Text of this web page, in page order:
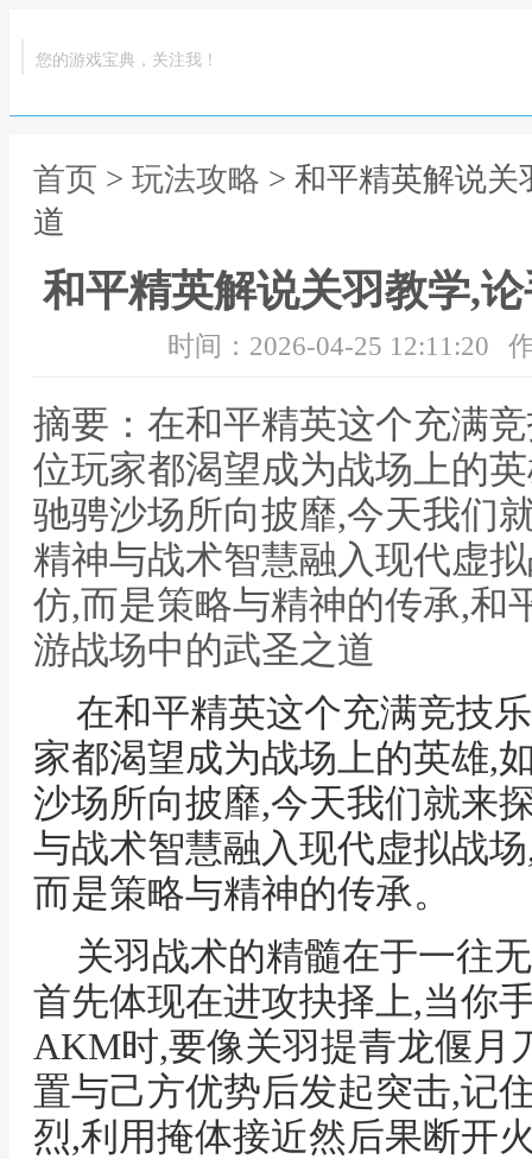
您的游戏宝典，关注我！
首页 > 玩法攻略 > 和平精英解说
道
和平精英解说关羽教学,
时间：2026-04-25 12:11:20
摘要：在和平精英这个充满
位玩家都渴望成为战场上的
驰骋沙场所向披靡,今天我们
精神与战术智慧融入现代虚
仿,而是策略与精神的传承,和
游战场中的武圣之道
在和平精英这个充满竞技
家都渴望成为战场上的英雄,
沙场所向披靡,今天我们就来
与战术智慧融入现代虚拟战
而是策略与精神的传承。
关羽战术的精髓在于一往
首先体现在进攻抉择上,当你
AKM时,要像关羽提青龙偃月
置与己方优势后发起突击,记
烈,利用掩体接近然后果断开